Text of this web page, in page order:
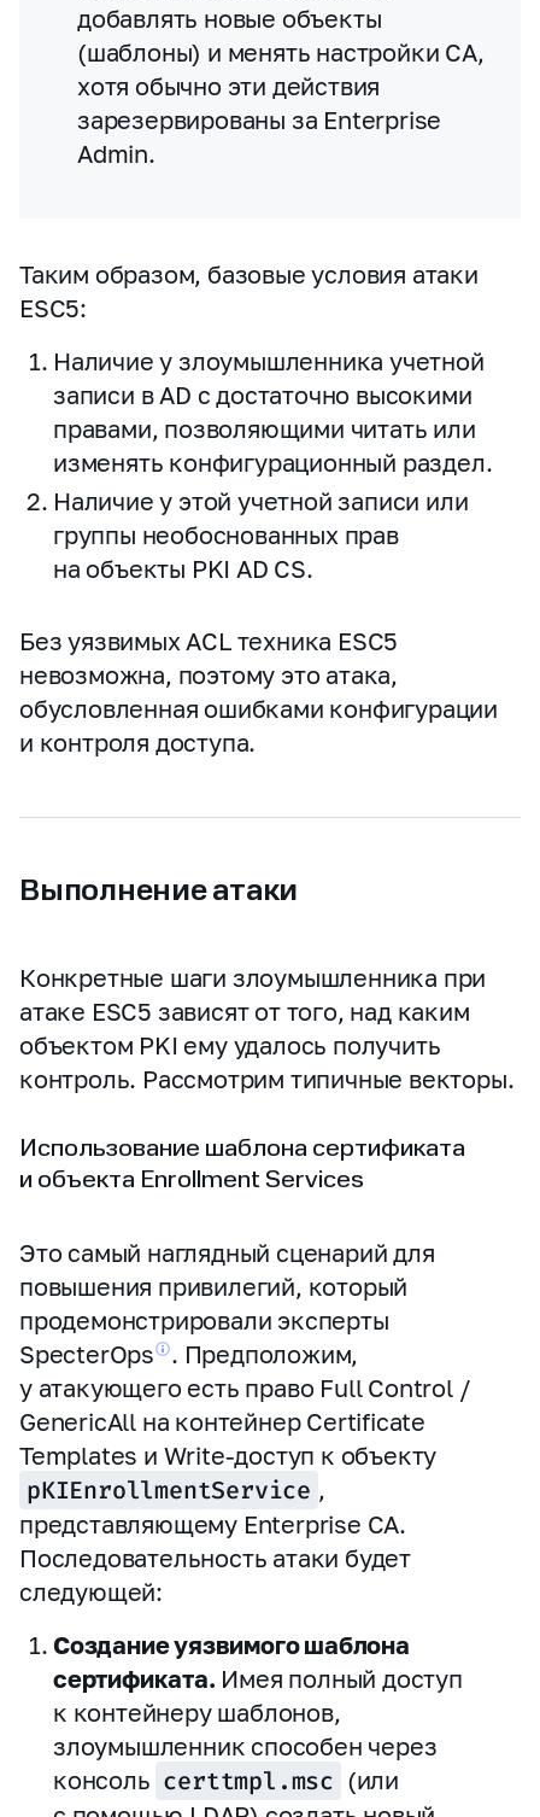
добавлять новые объекты
(шаблоны) и менять настройки CA,
хотя обычно эти действия
зарезервированы за Enterprise
Admin.
Таким образом, базовые условия атаки
ESC5:
Наличие у злоумышленника учетной
записи в AD с достаточно высокими
правами, позволяющими читать или
изменять конфигурационный раздел.
Наличие у этой учетной записи или
группы необоснованных прав
на объекты PKI AD CS.
Без уязвимых ACL техника ESC5
невозможна, поэтому это атака,
обусловленная ошибками конфигурации
и контроля доступа.
Выполнение атаки
Конкретные шаги злоумышленника при
атаке ESC5 зависят от того, над каким
объектом PKI ему удалось получить
контроль. Рассмотрим типичные векторы.
Использование шаблона сертификата
и объекта Enrollment Services
Это самый наглядный сценарий для
повышения привилегий, который
продемонстрировали эксперты
SpecterOps
. Предположим,
у атакующего есть право Full Control /
GenericAll на контейнер Certificate
Templates и Write-доступ к объекту
pKIEnrollmentService ,
представляющему Enterprise CA.
Последовательность атаки будет
следующей:
Создание уязвимого шаблона
сертификата. Имея полный доступ
к контейнеру шаблонов,
злоумышленник способен через
консоль certtmpl.msc (или